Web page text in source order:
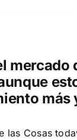
las Cosas